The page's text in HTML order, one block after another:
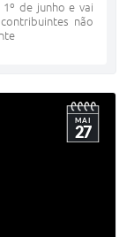
de junho e vai
não
MAI
27